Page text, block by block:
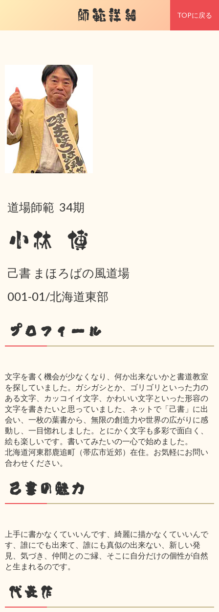
師範詳細 TOPに戻る
道場師範 34期
小林 博
己書 まほろばの風道場
001-01/北海道東部
プロフィール
文字を書く機会が少なくなり、何か出来ないかと書道教室
を探していました。ガシガシとか、ゴリゴリといった力の
ある文字、カッコイイ文字、かわいい文字といった形容の
文字を書きたいと思っていました、ネットで「己書」に出
会い、一枚の葉書から、無限の創造力や世界の広がりに感
動し、一目惚れしました。とにかく文字も多彩で面白く、
絵も楽しいです。書いてみたいの一心で始めました。
北海道河東郡鹿追町（帯広市近郊）在住。お気軽にお問い
合わせください。
己書の魅力
上手に書かなくていいんです、綺麗に描かなくていいんで
す、誰にでも出来て、誰にも真似の出来ない、新しい発
見、気づき、仲間とのご縁、そこに自分だけの個性が自然
と生まれるのです。
代表作